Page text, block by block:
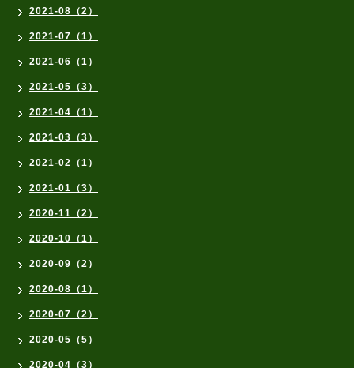
2021-08（2）
2021-07（1）
2021-06（1）
2021-05（3）
2021-04（1）
2021-03（3）
2021-02（1）
2021-01（3）
2020-11（2）
2020-10（1）
2020-09（2）
2020-08（1）
2020-07（2）
2020-05（5）
2020-04（3）